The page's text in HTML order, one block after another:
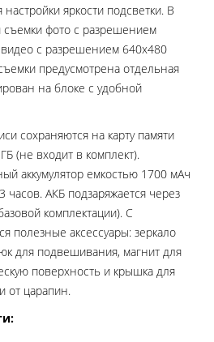
яркости подсветки. В
съемки фото с разрешением
с разрешением 640x480
предусмотрена отдельная
на блоке с удобной
сохраняются на карту памяти
(не входит в комплект).
аккумулятор емкостью 1700 мАч
часов. АКБ подзаряжается через
комплектации). С
полезные аксессуары: зеркало
для подвешивания, магнит для
поверхность и крышка для
от царапин.